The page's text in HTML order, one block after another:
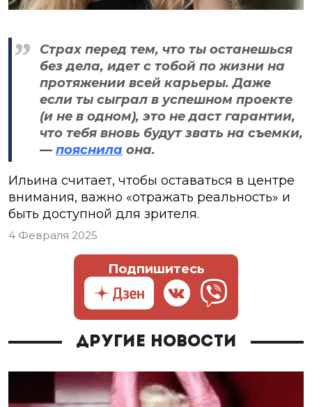
Страх перед тем, что ты останешься
без дела, идет с тобой по жизни на
протяжении всей карьеры. Даже
если ты сыграл в успешном проекте
(и не в одном), это не даст гарантии,
что тебя вновь будут звать на съемки,
— пояснила она.
Ильина считает, чтобы оставаться в центре
внимания, важно «отражать реальность» и
быть доступной для зрителя.
4 Февраля 2025
Подпишитесь
Другие новости